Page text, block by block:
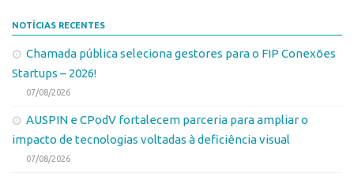
NOTÍCIAS RECENTES
Chamada pública seleciona gestores para o FIP Conexões
Startups – 2026!
07/08/2026
AUSPIN e CPodV fortalecem parceria para ampliar o
impacto de tecnologias voltadas à deficiência visual
07/08/2026